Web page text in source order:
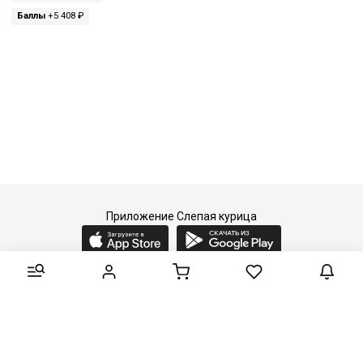
Баллы +5 408 ₽
Приложение Слепая курица
2015-2026 © Слепая курица - fashion concept store.